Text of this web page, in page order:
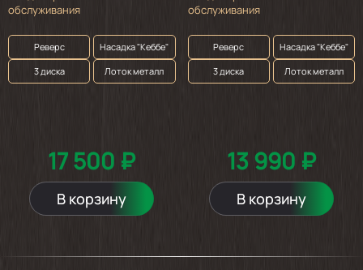
очень хороша
2025-06-29
обслуживания
Реверс
Насадка "Кеббе"
3 диска
Лоток металл
17 500 ₽
В корзину
обслуживания
Реверс
Насадка "Кеббе"
3 диска
Лоток металл
13 990 ₽
В корзину